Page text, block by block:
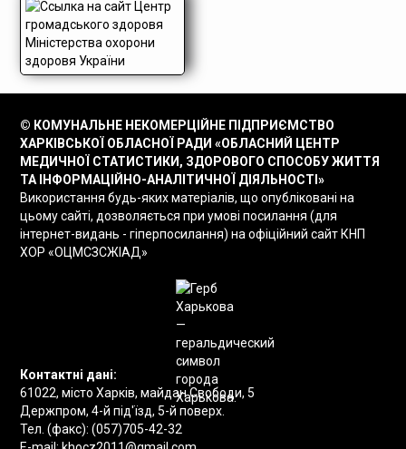
© КОМУНАЛЬНЕ НЕКОМЕРЦІЙНЕ ПІДПРИЄМСТВО
ХАРКІВСЬКОЇ ОБЛАСНОЇ РАДИ «ОБЛАСНИЙ ЦЕНТР
МЕДИЧНОЇ СТАТИСТИКИ, ЗДОРОВОГО СПОСОБУ ЖИТТЯ
ТА ІНФОРМАЦІЙНО-АНАЛІТИЧНОЇ ДІЯЛЬНОСТІ»
Використання будь-яких матеріалів, що опубліковані на
цьому сайті, дозволяється при умові посилання (для
інтернет-видань - гіперпосилання) на офіційний сайт КНП
ХОР «ОЦМСЗСЖІАД»
Контактні дані:
61022, місто Харків, майдан Свободи, 5
Держпром, 4-й під'їзд, 5-й поверх.
Тел. (факс):(057)705-42-32